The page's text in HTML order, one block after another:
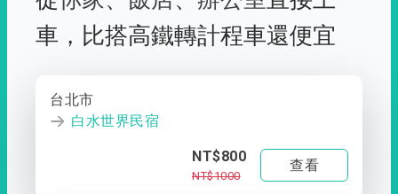
車， 比搭高鐵轉計程車還便宜
台北市
白水世界民宿
NT$800
NT$1000
查看